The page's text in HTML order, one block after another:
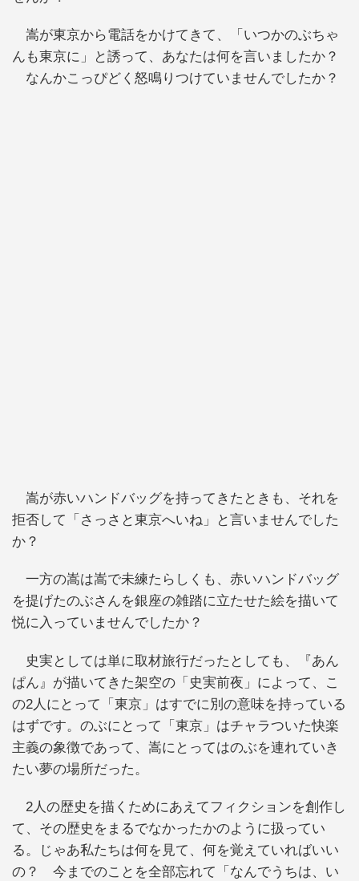
嵩が東京から電話をかけてきて、「いつかのぶちゃ
んも東京に」と誘って、あなたは何を言いましたか？
なんかこっぴどく怒鳴りつけていませんでしたか？
嵩が赤いハンドバッグを持ってきたときも、それを
拒否して「さっさと東京へいね」と言いませんでした
か？
一方の嵩は嵩で未練たらしくも、赤いハンドバッグ
を提げたのぶさんを銀座の雑踏に立たせた絵を描いて
悦に入っていませんでしたか？
史実としては単に取材旅行だったとしても、『あん
ぱん』が描いてきた架空の「史実前夜」によって、こ
の2人にとって「東京」はすでに別の意味を持っている
はずです。のぶにとって「東京」はチャラついた快楽
主義の象徴であって、嵩にとってはのぶを連れていき
たい夢の場所だった。
2人の歴史を描くためにあえてフィクションを創作し
て、その歴史をまるでなかったかのように扱ってい
る。じゃあ私たちは何を見て、何を覚えていればいい
の？ 今までのことを全部忘れて「なんでうちは、い